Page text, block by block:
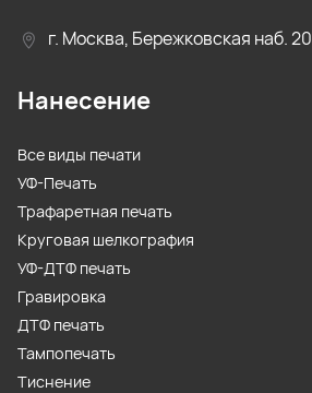
г. Москва, Бережковская наб.
Нанесение
Все виды печати
УФ-Печать
Трафаретная печать
Круговая шелкография
УФ-ДТФ печать
Гравировка
ДТФ печать
Тампопечать
Тиснение